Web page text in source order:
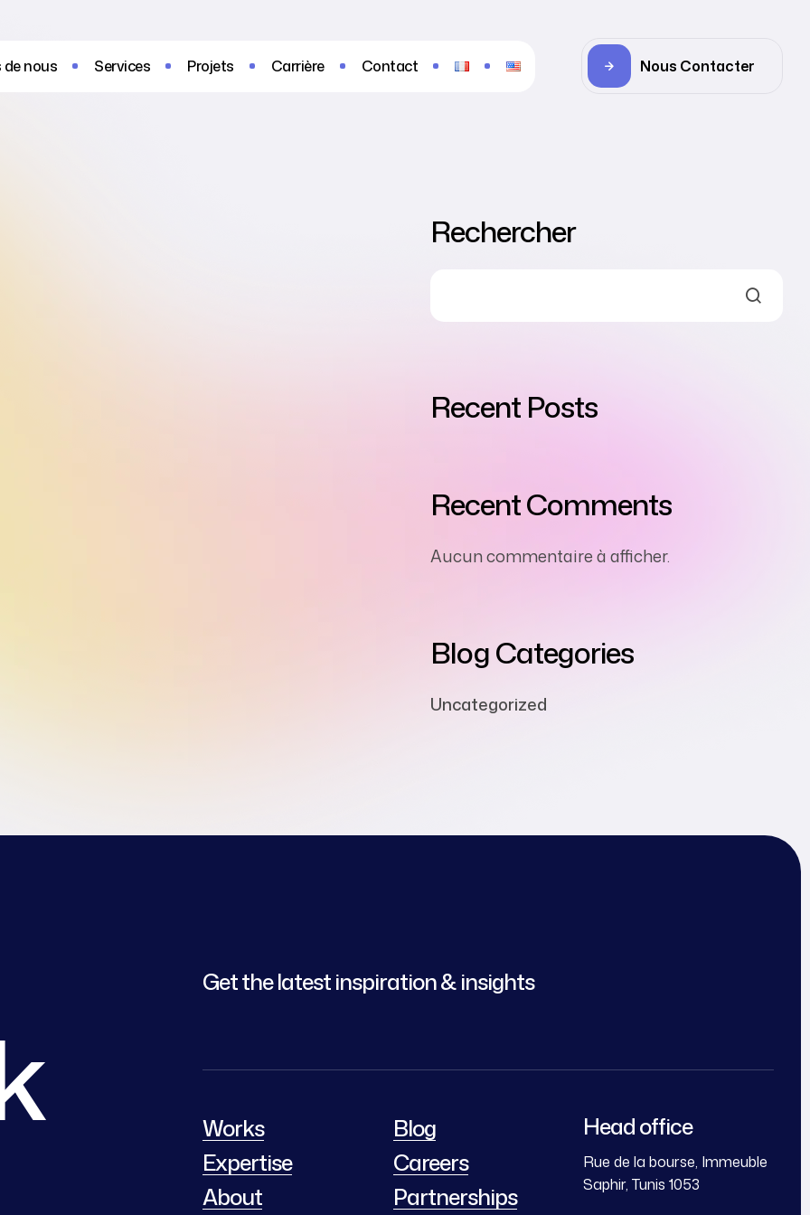
de nous Services Projets Carrière Contact Nous Contacter
Rechercher
Recent Posts
Recent Comments
Aucun commentaire à afficher.
Blog Categories
Uncategorized
Get the latest inspiration & insights
Works
Expertise
About
Blog
Careers
Partnerships
Head office
Rue de la bourse, Immeuble
Saphir, Tunis 1053